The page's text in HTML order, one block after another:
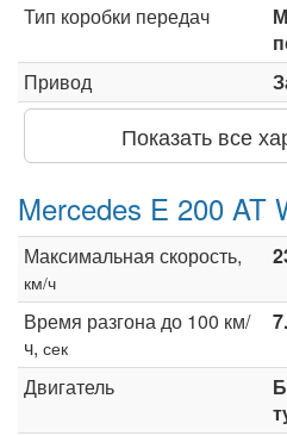
Тип коробки передач
Привод
Показать все
Mercedes E 200 AT
Максимальная скорость,
км/ч
Время разгона до 100 км/
ч, сек
Двигатель